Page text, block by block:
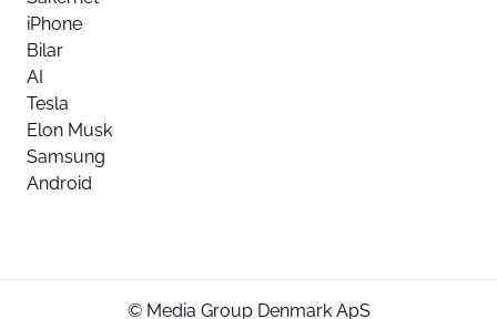
iPhone
Bilar
AI
Tesla
Elon Musk
Samsung
Android
© Media Group Denmark ApS